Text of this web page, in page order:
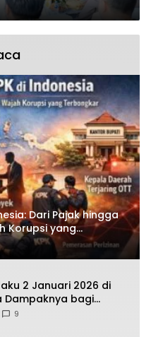
Dari Pajak hingga
Korupsi yang
2 Januari 2026 di
Dampaknya bagi
Ini Aturan Kunci
9